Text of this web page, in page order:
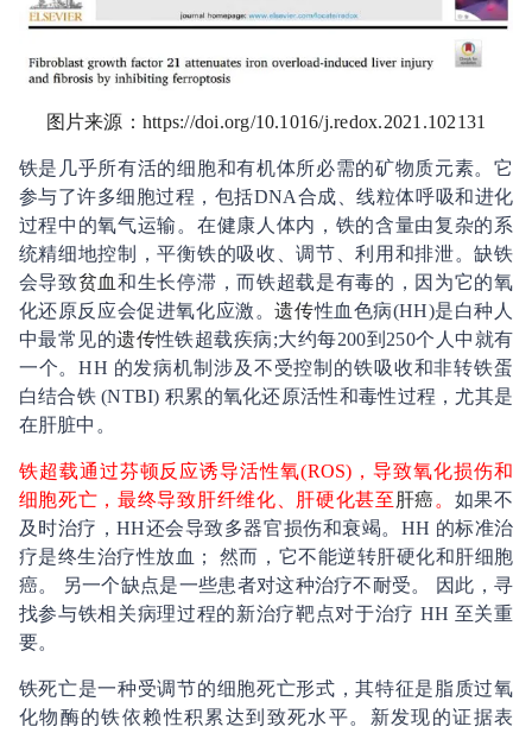
图片来源： https://doi.org/10.1016/j.redox.2021.102131
铁是几乎所有活的细胞和有机体所必需的矿物质元素。它
参与了许多细胞过程，包括DNA合成、线粒体呼吸和进化
过程中的氧气运输。在健康人体内，铁的含量由复杂的系
统精细地控制，平衡铁的吸收、调节、利用和排泄。缺铁
会导致贫血和生长停滞，而铁超载是有毒的，因为它的氧
化还原反应会促进氧化应激。遗传性血色病(HH)是白种人
中最常见的遗传性铁超载疾病;大约每200到 250个人中就有
一个。HH 的发病机制涉及不受控制的铁吸收和非转铁蛋
白结合铁(NTBI) 积累的氧化还原活性和毒性过程，尤其是
在肝脏中。
铁超载通过芬顿反应诱导活性氧(ROS) ，导致氧化损伤和
细胞死亡，最终导致肝纤维化、肝硬化甚至 肝癌。 如果不
及时治疗，HH还会导致多器官损伤和衰竭。 HH 的标准治
疗是终生治疗性放血； 然而，它不能逆转肝硬化和肝细胞
癌。 另一个缺点是一些患者对这种治疗不耐受。 因此，寻
找参与铁相关病理过程的新治疗靶点对于治疗 HH 至关重
要。
铁死亡是一种受调节的细胞死亡形式，其特征是脂质过氧
化物酶的铁依赖性积累达到致死水平。新发现的证据表